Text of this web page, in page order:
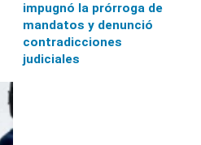
impugnó la prórroga de
mandatos y denunció
contradicciones
judiciales